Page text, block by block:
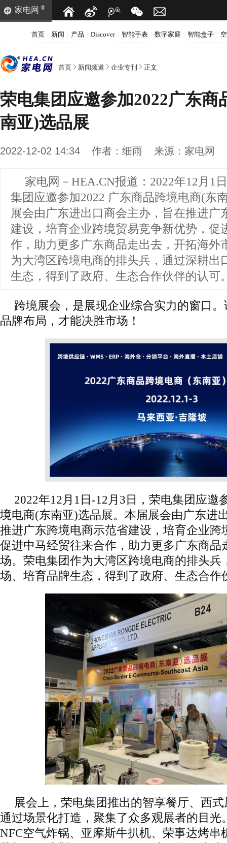
家电网 ®
首页 新闻 产品 Discover 智能手表 数字家庭 智能盒子
首页 新闻频道 企业专刊 正文
荣电集团应邀参加2022广东商
南亚)选品展
2022-12-02 14:34 作者： 细雨 来源： 家电网
家电网－HEA.CN报道： 2022年12月1
集团应邀参加2022 广东商品跨境电商(东
展会由广东进出口商会主办，旨在推进广
建设，培育企业跨境贸易竞争新优势，促
作，助力更多广东商品走出去，开拓海外
为大湾区跨境电商的排头兵，通过深耕出
生态，得到了政府、生态合作伙伴的认可
跨境展会，是展现企业综合实力的窗口
品牌布局，才能决胜市场！
2022年12月1日-12月3日，荣电集团应邀
境电商(东南亚)选品展。本届展会由广东进
推进广东跨境电商示范省建设，培育企业跨
促进中马经贸往来合作，助力更多广东商品
场。荣电集团作为大湾区跨境电商的排头兵
场、培育品牌生态，得到了政府、生态合作
展会上，荣电集团推出的智享餐厅、西
通过场景化打造，聚集了众多观展者的目光
NFC空气炸锅、亚摩斯牛扒机、荣事达烤串